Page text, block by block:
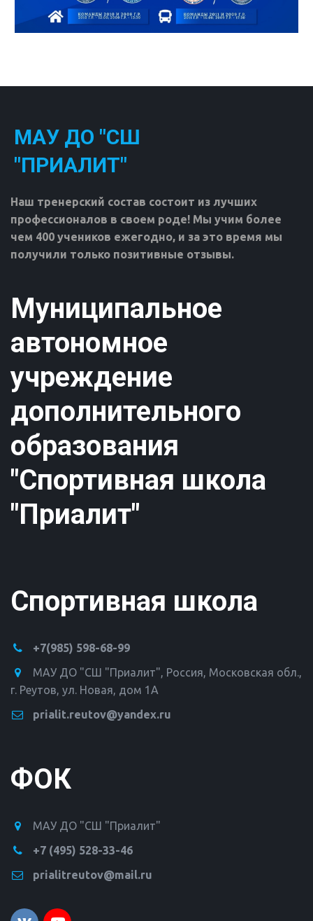
МАУ ДО "СШ
"ПРИАЛИТ"
Наш тренерский состав состоит из лучших
профессионалов в своем роде! Мы учим более
чем 400 учеников ежегодно, и за это время мы
получили только позитивные отзывы.
Муниципальное
автономное
учреждение
дополнительного
образования
"Спортивная школа
"Приалит"
Спортивная школа
+7(985) 598-68-99
МАУ ДО "СШ "Приалит", Россия, Московская обл.,
г. Реутов, ул. Новая, дом 1А
prialit.reutov@yandex.ru
ФОК
МАУ ДО "СШ "Приалит"
+7 (495) 528-33-46
prialitreutov@mail.ru